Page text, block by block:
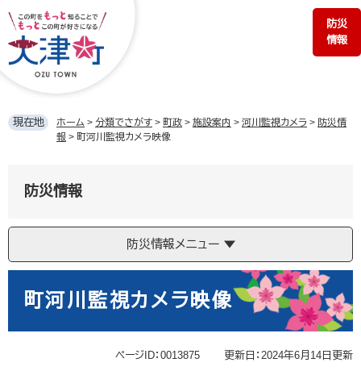
ジ
の
す。
ュ
ー
し
防災
情報
現在地 ホーム > 分類でさがす > 町政 > 施設案内 > 河川監視カメラ > 防災情
報 > 町河川監視カメラ映像
防災情報
防災情報メニュー
町河川監視カメラ映像
ページID：0013875 更新日：2024年6月14日更新